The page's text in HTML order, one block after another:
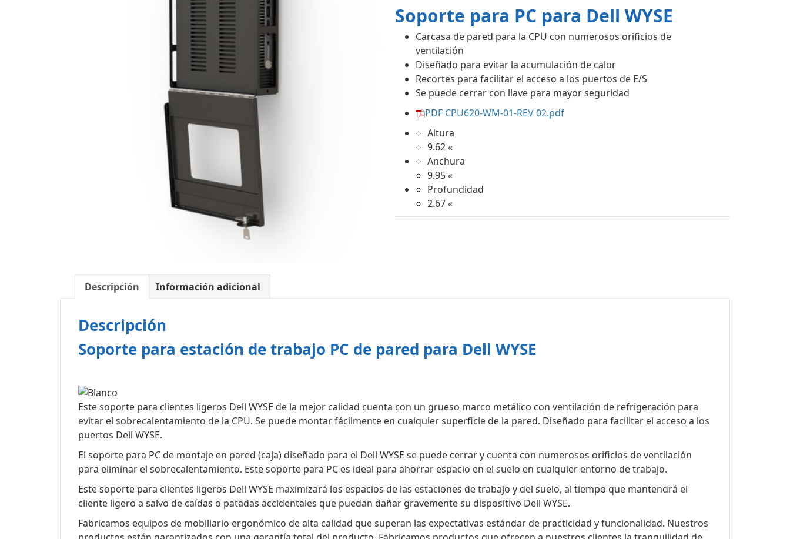
Soporte para PC para Dell WYSE
Carcasa de pared para la CPU con numerosos orificios de
ventilación
Diseñado para evitar la acumulación de calor
Recortes para facilitar el acceso a los puertos de E/S
Se puede cerrar con llave para mayor seguridad
PDF CPU620-WM-01-REV 02.pdf
Altura
9.62 «
Anchura
9.95 «
Profundidad
2.67 «
Descripción Información adicional
Descripción
Soporte para estación de trabajo PC de pared para Dell WYSE
Este soporte para clientes ligeros Dell WYSE de la mejor calidad cuenta con un grueso marco metálico con ventilación de refrigeración para
evitar el sobrecalentamiento de la CPU. Se puede montar fácilmente en cualquier superficie de la pared. Diseñado para facilitar el acceso a los
puertos Dell WYSE.
El soporte para PC de montaje en pared (caja) diseñado para el Dell WYSE se puede cerrar y cuenta con numerosos orificios de ventilación
para eliminar el sobrecalentamiento. Este soporte para PC es ideal para ahorrar espacio en el suelo en cualquier entorno de trabajo.
Este soporte para clientes ligeros Dell WYSE maximizará los espacios de las estaciones de trabajo y del suelo, al tiempo que mantendrá el
cliente ligero a salvo de caídas o patadas accidentales que puedan dañar gravemente su dispositivo Dell WYSE.
Fabricamos equipos de mobiliario ergonómico de alta calidad que superan las expectativas estándar de practicidad y funcionalidad. Nuestros